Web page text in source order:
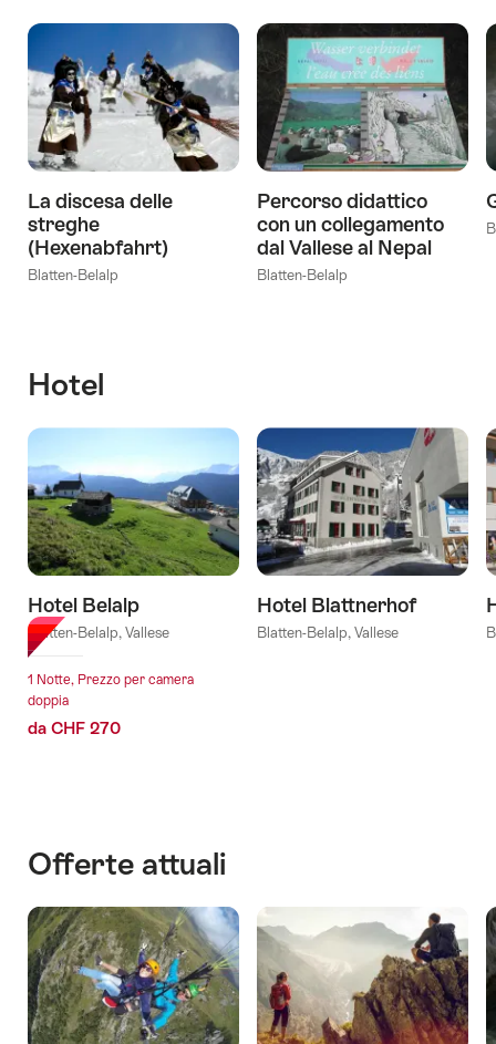
La discesa delle
streghe
(Hexenabfahrt)
Blatten-Belalp
Percorso didattico
con un collegamento
dal Vallese al Nepal
Blatten-Belalp
Hotel
Hotel Belalp
Blatten-Belalp, Vallese
1 Notte, Prezzo per camera
doppia
da CHF 270
Hotel Blattnerhof
Blatten-Belalp, Vallese
Offerte attuali